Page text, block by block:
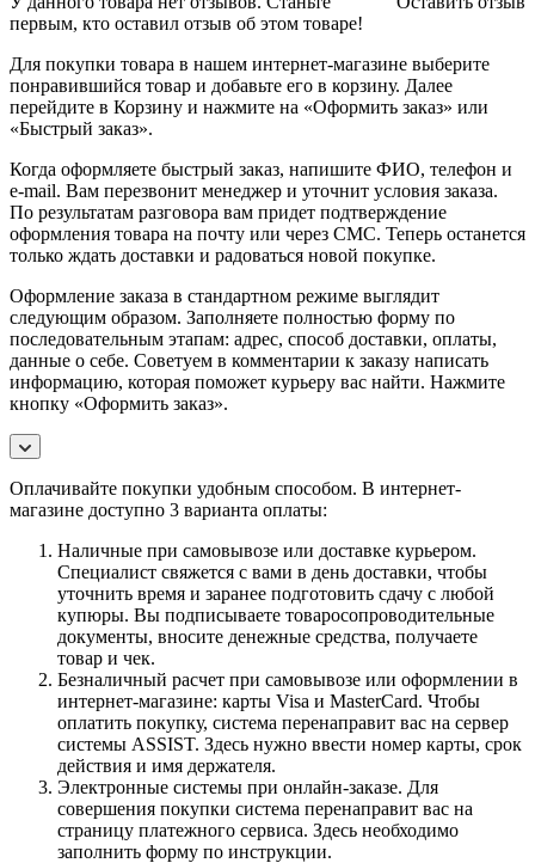
первым, кто оставил отзыв об этом товаре!
Для покупки товара в нашем интернет-магазине выберите
понравившийся товар и добавьте его в корзину. Далее
перейдите в Корзину и нажмите на «Оформить заказ» или
«Быстрый заказ».
Когда оформляете быстрый заказ, напишите ФИО, телефон и
e-mail. Вам перезвонит менеджер и уточнит условия заказа.
По результатам разговора вам придет подтверждение
оформления товара на почту или через СМС. Теперь останется
только ждать доставки и радоваться новой покупке.
Оформление заказа в стандартном режиме выглядит
следующим образом. Заполняете полностью форму по
последовательным этапам: адрес, способ доставки, оплаты,
данные о себе. Советуем в комментарии к заказу написать
информацию, которая поможет курьеру вас найти. Нажмите
кнопку «Оформить заказ».
Оплачивайте покупки удобным способом. В интернет-
магазине доступно 3 варианта оплаты:
Наличные при самовывозе или доставке курьером.
Специалист свяжется с вами в день доставки, чтобы
уточнить время и заранее подготовить сдачу с любой
купюры. Вы подписываете товаросопроводительные
документы, вносите денежные средства, получаете
товар и чек.
Безналичный расчет при самовывозе или оформлении в
интернет-магазине: карты Visa и MasterCard. Чтобы
оплатить покупку, система перенаправит вас на сервер
системы ASSIST. Здесь нужно ввести номер карты, срок
действия и имя держателя.
Электронные системы при онлайн-заказе. Для
совершения покупки система перенаправит вас на
страницу платежного сервиса. Здесь необходимо
заполнить форму по инструкции.